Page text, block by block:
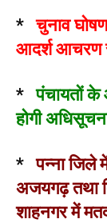
* चुनाव
आदर्श आचरण
*पंचायतों के
होगी
*पन्ना जिले
अजयगढ़ तथा
शाहनगर में